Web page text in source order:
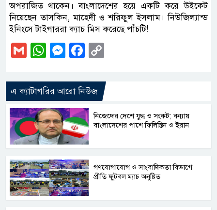
অপরাজিত থাকেন। বাংলাদেশের হয়ে একটি করে উইকেট
নিয়েছেন তাসকিন, মাহেদী ও শরিফুল ইসলাম। নিউজিল্যান্ড
ইনিংসে টাইগাররা ক্যাচ মিস করেছে পাঁচটি!
GmailWhatsApp
Messenger
Facebook
এ ক্যাটাগরির আরো নিউজ
নিজেদের দেশে যুদ্ধ ও সংকট; বন্যায়
বাংলাদেশের পাশে ফিলিস্তিন ও ইরান
গণযোগাযোগ ও সাংবাদিকতা বিভাগে
প্রীতি ফুটবল ম্যাচ অনুষ্টিত